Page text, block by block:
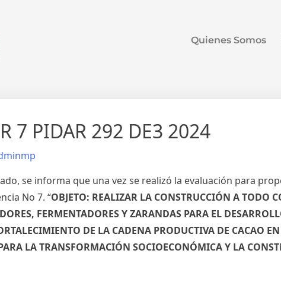
Quienes Somos
7 PIDAR 292 DE3 2024
se informa que una vez se realizó la evaluación para
No 7. “OBJETO: REALIZAR LA CONSTRUCCIÓN A TODO
FERMENTADORES Y ZARANDAS PARA EL
DE LA CADENA PRODUCTIVA DE CACAO
LA TRANSFORMACIÓN SOCIOECONÓMICA Y LA